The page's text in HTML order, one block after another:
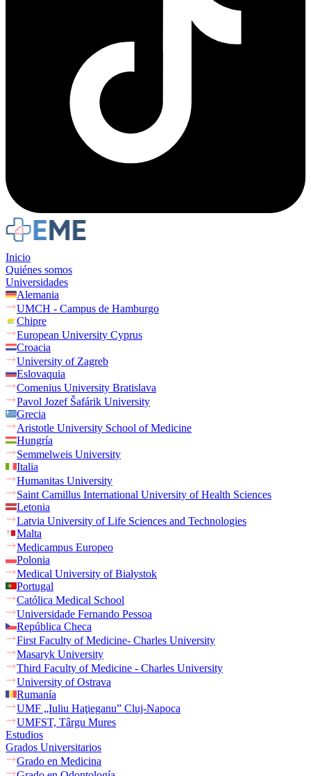
Inicio
Quiénes somos
Universidades
Alemania
UMCH - Campus de Hamburgo
Chipre
European University Cyprus
Croacia
University of Zagreb
Eslovaquia
Comenius University Bratislava
Pavol Jozef Šafárik University
Grecia
Aristotle University School of Medicine
Hungría
Semmelweis University
Italia
Humanitas University
Saint Camillus International University of Health Sciences
Letonia
Latvia University of Life Sciences and Technologies
Malta
Medicampus Europeo
Polonia
Medical University of Białystok
Portugal
Católica Medical School
Universidade Fernando Pessoa
República Checa
First Faculty of Medicine- Charles University
Masaryk University
Third Faculty of Medicine - Charles University
University of Ostrava
Rumanía
UMF „Iuliu Haţieganu” Cluj-Napoca
UMFST, Târgu Mures
Estudios
Grados Universitarios
Grado en Medicina